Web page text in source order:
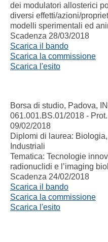
dei modulatori allosterici
diversi effetti/azioni/
modelli sperimentali ed
Scadenza 28/03/2018
Scarica il bando
Scarica la commissione
Scarica l'esito
Borsa di studio, Padova,
061.001.BS.01/2018 -
09/02/2018
Diplomi di laurea:
Industriali
Tematica: Tecnologie
radionuclidi e l’imaging
Scadenza 24/02/2018
Scarica il bando
Scarica la commissione
Scarica l'esito